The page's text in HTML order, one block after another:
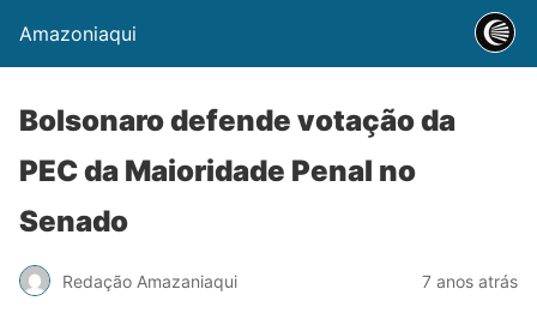
Amazoniaqui
Bolsonaro defende votação da
PEC da Maioridade Penal no
Senado
Redação Amazaniaqui 7 anos atrás